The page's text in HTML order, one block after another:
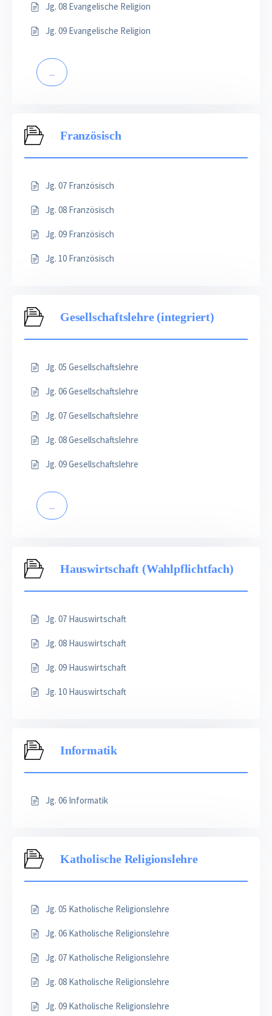
Jg. 08 Evangelische Religion
Jg. 09 Evangelische Religion
...
Französisch
Jg. 07 Französisch
Jg. 08 Französisch
Jg. 09 Französisch
Jg. 10 Französisch
Gesellschaftslehre (integriert)
Jg. 05 Gesellschaftslehre
Jg. 06 Gesellschaftslehre
Jg. 07 Gesellschaftslehre
Jg. 08 Gesellschaftslehre
Jg. 09 Gesellschaftslehre
...
Hauswirtschaft (Wahlpflichtfach)
Jg. 07 Hauswirtschaft
Jg. 08 Hauswirtschaft
Jg. 09 Hauswirtschaft
Jg. 10 Hauswirtschaft
Informatik
Jg. 06 Informatik
Katholische Religionslehre
Jg. 05 Katholische Religionslehre
Jg. 06 Katholische Religionslehre
Jg. 07 Katholische Religionslehre
Jg. 08 Katholische Religionslehre
Jg. 09 Katholische Religionslehre